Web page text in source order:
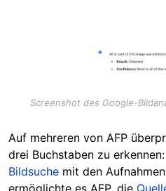
Screenshot des Google-
Auf mehreren von AFP
drei Buchstaben zu erkennen:
Bildsuche mit den
ermöglichte es AFP, die